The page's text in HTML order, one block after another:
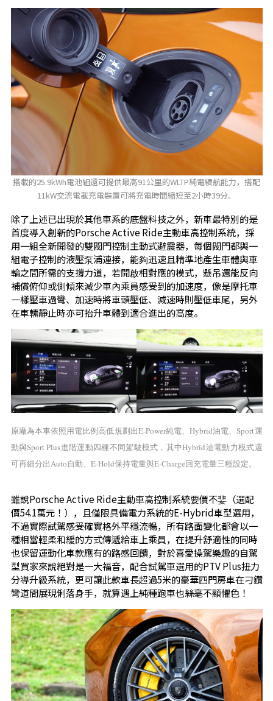
搭載的25.9kWh電池組還可提供最高91公里的WLTP純電續航能力，搭配
11kW交流電載充電裝置可將充電時間縮短至2小時39分。
除了上述已出現於其他車系的底盤科技之外，新車最特別的是
首度導入創新的Porsche Active Ride主動車高控制系統，採
用一組全新開發的雙閥門控制主動式避震器，每個閥門都與一
組電子控制的液壓泵浦連接，能夠迅速且精準地產生車體與車
輪之間所需的支撐力道，若開啟相對應的模式，懸吊還能反向
補償俯仰或側傾來減少車內乘員感受到的加速度，像是摩托車
一樣壓車過彎、加速時將車頭壓低、減速時則壓低車尾，另外
在車輛靜止時亦可抬升車體到適合進出的高度。
原廠為本車依照用電比例高低規劃出E-Power純電、Hybrid油電、Sport運
動與Sport Plus進階運動四種不同駕駛模式，其中Hybrid油電動力模式還
可再細分出Auto自動、 E-Hold保持電量與E-Charge 回充電量三種設定。
雖說Porsche Active Ride主動車高控制系統要價不婓（選配
價54.1萬元！），且僅限具備電力系統的E-Hybrid車型選用，
不過實際試駕感受確實格外平穩流暢，所有路面變化都會以一
種相當輕柔和緩的方式傳遞給車上乘員，在提升舒適性的同時
也保留運動化車款應有的路感回饋，對於喜愛操駕樂趣的自駕
型買家來說絕對是一大福音，配合試駕車選用的PTV Plus扭力
分導升級系統，更可讓此款車長超過5米的豪華四門房車在刁鑽
彎道間展現俐落身手，就算遇上純種跑車也絲毫不顯懼色！